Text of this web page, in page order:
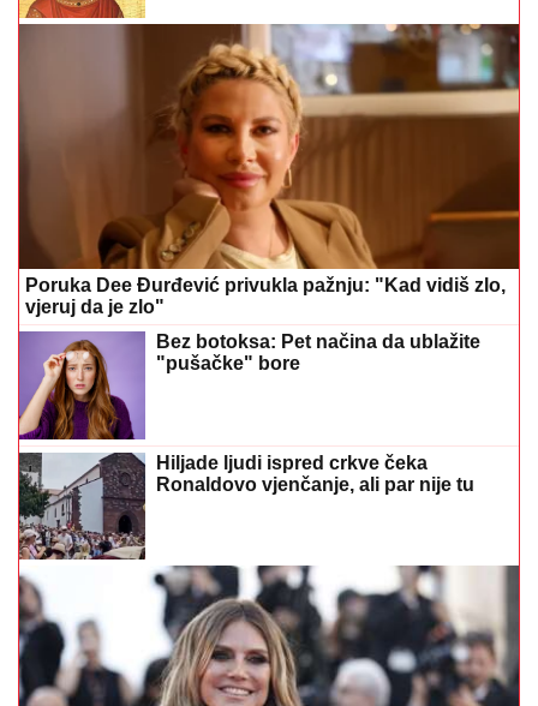
Poruka Dee Đurđević privukla pažnju: "Kad vidiš zlo,
vjeruj da je zlo"
Bez botoksa: Pet načina da ublažite
"pušačke" bore
Hiljade ljudi ispred crkve čeka
Ronaldovo vjenčanje, ali par nije tu